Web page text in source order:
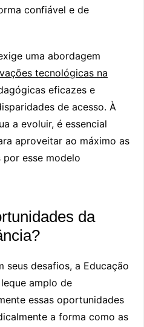
confiável e de
uma abordagem
tecnológicas na
eficazes e
de acesso. À
a evoluir, é essencial
aproveitar ao máximo as
esse modelo
da
seus desafios, a Educação
amplo de
essas oportunidades
a forma como as